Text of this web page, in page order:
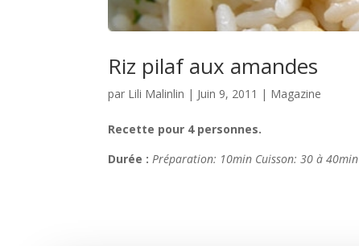
Riz pilaf aux amandes
par Lili Malinlin | Juin 9, 2011 | Magazine
Recette pour 4 personnes.
Durée : Préparation: 10min Cuisson: 30 à 40min